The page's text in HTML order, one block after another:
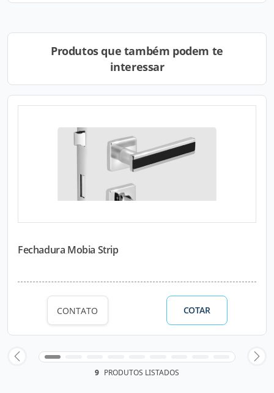
Produtos que também podem te
interessar
Fechadura Mobia Strip
CONTATO COTAR
9 PRODUTOS LISTADOS